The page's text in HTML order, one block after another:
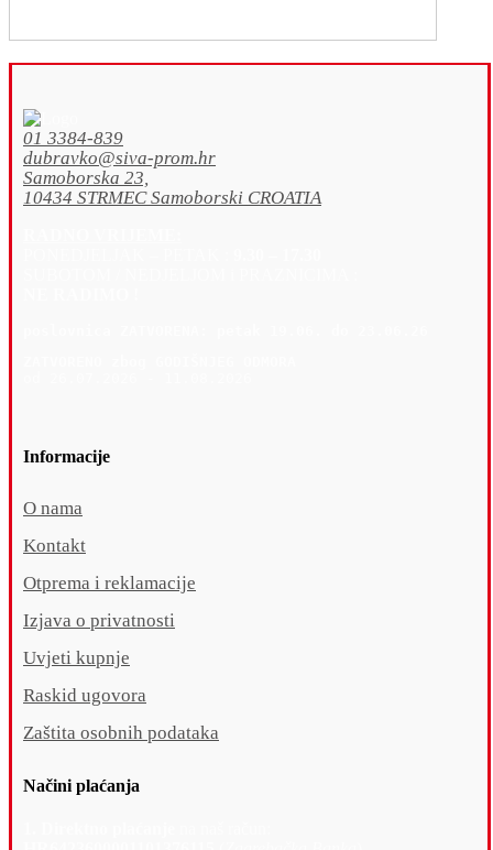
01 3384-839
dubravko@siva-prom.hr
Samoborska 23,
10434 STRMEC Samoborski CROATIA
Informacije
O nama
Kontakt
Otprema i reklamacije
Izjava o privatnosti
Uvjeti kupnje
Raskid ugovora
Zaštita osobnih podataka
Načini plaćanja